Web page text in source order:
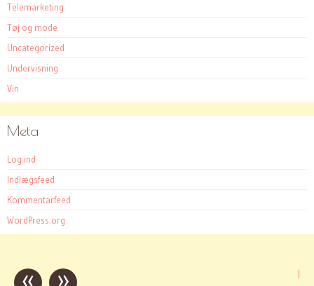
Telemarketing
Tøj og mode
Uncategorized
Undervisning
Vin
Meta
Log ind
Indlægsfeed
Kommentarfeed
WordPress.org
Post